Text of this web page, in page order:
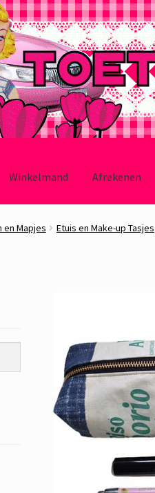
Winkelmand Afrekenen
en Mapjes Etuis en Make-up Tasjes